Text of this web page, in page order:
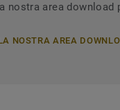
nostra area download
NOSTRA AREA